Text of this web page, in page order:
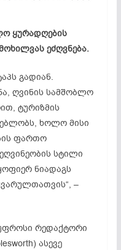
ყურადღების
ეძღვნება.
გადიან.
ღვინის სამშობლო
ტურიზმის
ხოლო მისი
ფართო
სტილი
ნიადაგს
–
რედაქტორი
ასევე